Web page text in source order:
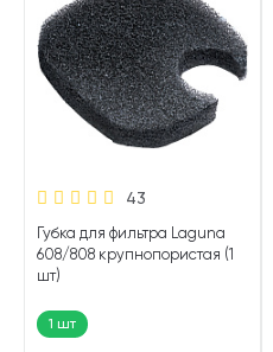
43
Губка для фильтра Laguna
608/808 крупнопористая (1
шт)
1 шт